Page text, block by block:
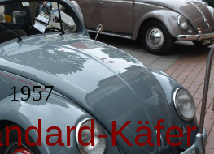
1957
Käfer